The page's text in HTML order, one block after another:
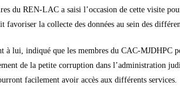
du REN-LAC a saisi l’occasion de cette visite
favoriser la collecte des données au sein des
lui, indiqué que les membres du CAC-MJDHPC
de la petite corruption dans l’administration
facilement avoir accès aux différents services.